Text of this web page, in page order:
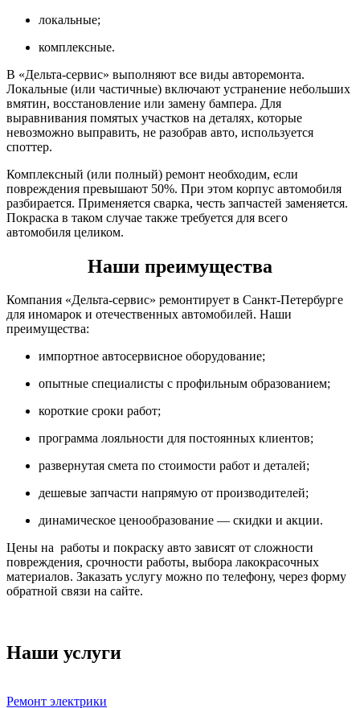
локальные;
комплексные.
В «Дельта-сервис» выполняют все виды авторемонта.
Локальные (или частичные) включают устранение небольших
вмятин, восстановление или замену бампера. Для
выравнивания помятых участков на деталях, которые
невозможно выправить, не разобрав авто, используется
споттер.
Комплексный (или полный) ремонт необходим, если
повреждения превышают 50%. При этом корпус автомобиля
разбирается. Применяется сварка, честь запчастей заменяется.
Покраска в таком случае также требуется для всего
автомобиля целиком.
Наши преимущества
Компания «Дельта-сервис» ремонтирует в Санкт-Петербурге
для иномарок и отечественных автомобилей. Наши
преимущества:
импортное автосервисное оборудование;
опытные специалисты с профильным образованием;
короткие сроки работ;
программа лояльности для постоянных клиентов;
развернутая смета по стоимости работ и деталей;
дешевые запчасти напрямую от производителей;
динамическое ценообразование — скидки и акции.
Цены на работы и покраску авто зависят от сложности
повреждения, срочности работы, выбора лакокрасочных
материалов. Заказать услугу можно по телефону, через форму
обратной связи на сайте.
Наши услуги
Ремонт электрики